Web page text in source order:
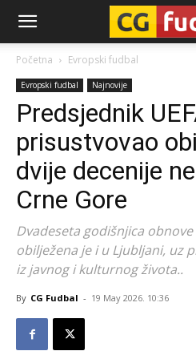
CG-
Fudbal
Početna Evropski fudbal
Evropski fudbal Najnovije
Predsjednik
prisustvovao
dvije decenije
Crne Gore
Dvadeseta godišnjica
obilježena je i u Ljubljani, uz
iz javnog i kulturnog života..
By CG Fudbal - 19 May 2026. 10:36